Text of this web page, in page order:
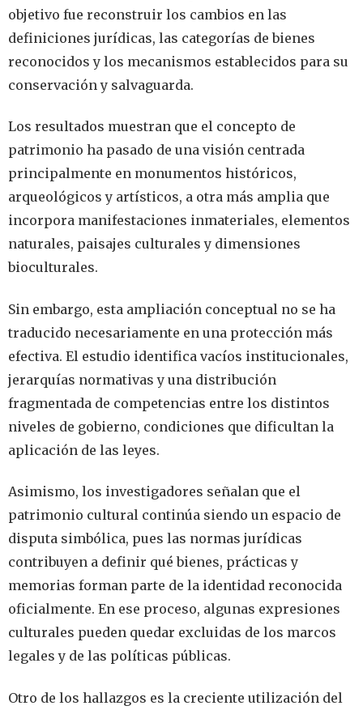
objetivo fue reconstruir los cambios en las
definiciones jurídicas, las categorías de bienes
reconocidos y los mecanismos establecidos para su
conservación y salvaguarda.
Los resultados muestran que el concepto de
patrimonio ha pasado de una visión centrada
principalmente en monumentos históricos,
arqueológicos y artísticos, a otra más amplia que
incorpora manifestaciones inmateriales, elementos
naturales, paisajes culturales y dimensiones
bioculturales.
Sin embargo, esta ampliación conceptual no se ha
traducido necesariamente en una protección más
efectiva. El estudio identifica vacíos institucionales,
jerarquías normativas y una distribución
fragmentada de competencias entre los distintos
niveles de gobierno, condiciones que dificultan la
aplicación de las leyes.
Asimismo, los investigadores señalan que el
patrimonio cultural continúa siendo un espacio de
disputa simbólica, pues las normas jurídicas
contribuyen a definir qué bienes, prácticas y
memorias forman parte de la identidad reconocida
oficialmente. En ese proceso, algunas expresiones
culturales pueden quedar excluidas de los marcos
legales y de las políticas públicas.
Otro de los hallazgos es la creciente utilización del